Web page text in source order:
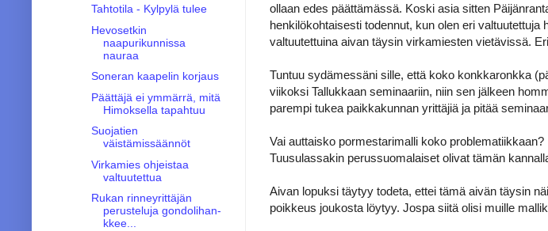
ollaan edes päättämässä. Koski asia sitten
henkilökohtaisesti todennut, kun olen eri
valtuutettuina aivan täysin virkamiesten vietävissä.
Tuntuu sydämessäni sille, että koko konkkaronkka
viikoksi Tallukkaan seminaariin, niin sen jälkeen
parempi tukea paikkakunnan yrittäjiä ja pitää
Vai auttaisko pormestarimalli koko problematiikkaan?
Tuusulassakin perussuomalaiset olivat tämän
Aivan lopuksi täytyy todeta, ettei tämä aivän täysin
poikkeus joukosta löytyy. Jospa siitä olisi muille
Tahtotila - Kylpylä tulee
Hevosetkin
naapurikunnissa
nauraa
Soneran kaapelin korjaus
Päättäjä ei ymmärrä, mitä
Himoksella tapahtuu
Suojatien
väistämissäännöt
Virkamies ohjeistaa
valtuutettua
Rukan rinneyrittäjän
perusteluja gondo­li­han­
kkee...